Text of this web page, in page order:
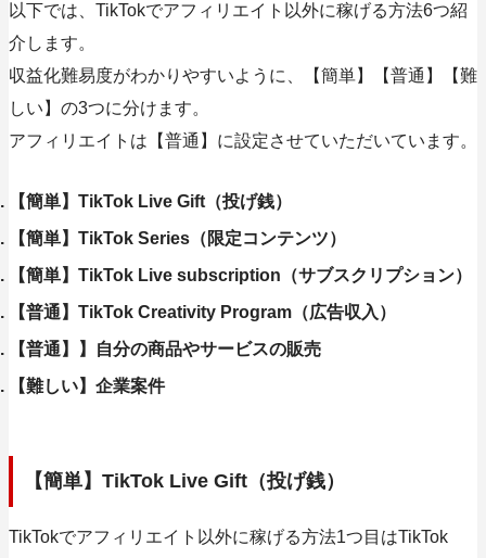
以下では、TikTokでアフィリエイト以外に稼げる方法6つ紹
介します。
収益化難易度がわかりやすいように、【簡単】【普通】【難
しい】の3つに分けます。
アフィリエイトは【普通】に設定させていただいています。
【簡単】TikTok Live Gift（投げ銭）
【簡単】TikTok Series（限定コンテンツ）
【簡単】TikTok Live subscription（サブスクリプション）
【普通】TikTok Creativity Program（広告収入）
【普通】】自分の商品やサービスの販売
【難しい】企業案件
【簡単】TikTok Live Gift（投げ銭）
TikTokでアフィリエイト以外に稼げる方法1つ目はTikTok